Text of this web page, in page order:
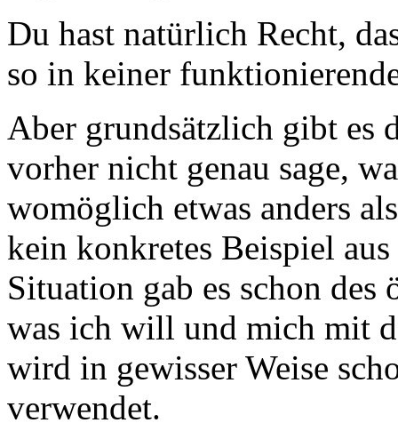
Du hast natürlich Recht,
so in keiner
Aber grundsätzlich gibt es
vorher nicht genau sage,
womöglich etwas anders
kein konkretes Beispiel
Situation gab es schon des
was ich will und mich mit
wird in gewisser Weise
verwendet.